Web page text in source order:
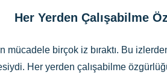
Her Yerden Çalışabilme
birçok iz bıraktı. Bu
Her yerden çalışabilme